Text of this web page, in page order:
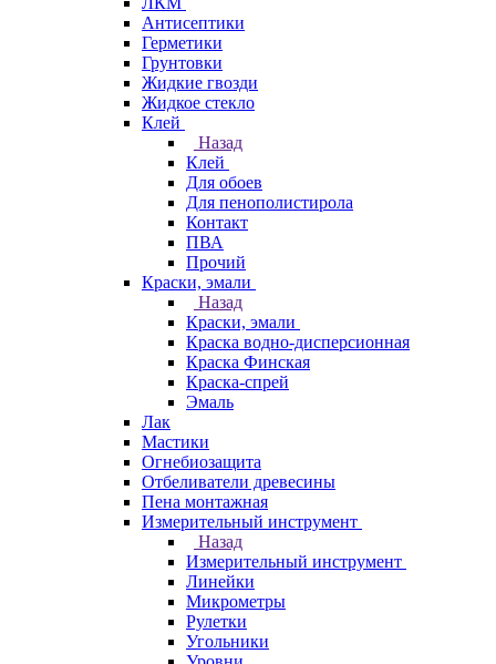
Антисептики
Герметики
Грунтовки
Жидкие гвозди
Жидкое стекло
Клей
Назад
Клей
Для обоев
Для пенополистирола
Контакт
ПВА
Прочий
Краски, эмали
Назад
Краски, эмали
Краска водно-дисперсионная
Краска Финская
Краска-спрей
Эмаль
Лак
Мастики
Огнебиозащита
Отбеливатели древесины
Пена монтажная
Измерительный инструмент
Назад
Измерительный инструмент
Линейки
Микрометры
Рулетки
Угольники